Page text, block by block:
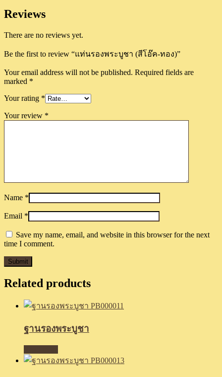
Reviews
There are no reviews yet.
Be the first to review “แท่นรองพระบูชา (สีโอ๊ค-ทอง)”
Your email address will not be published. Required fields are
marked *
Your rating *
Your review *
Name *
Email *
Save my name, email, and website in this browser for the next
time I comment.
Related products
ฐานรองพระบูชา